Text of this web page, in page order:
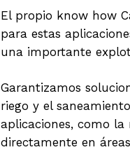
El propio know how
para estas
una importante
Garantizamos
riego y el
aplicaciones, como
directamente en